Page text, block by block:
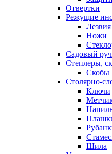
Отвертки
Режущие
Лезвия
Ножи
Садовый
Степлеры,
Скобы
Столярно-
Ключи
Шила